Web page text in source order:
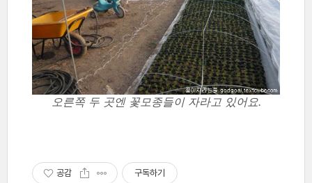
오른쪽 두 곳엔 꽃모종들이 자라고 있어요.
공감 구독하기